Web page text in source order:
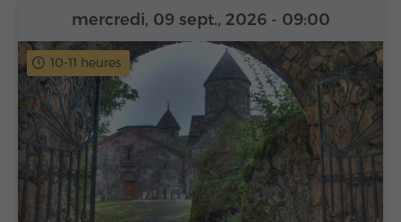
10-11 heures
mercredi, 09 sept., 2026 - 09:00